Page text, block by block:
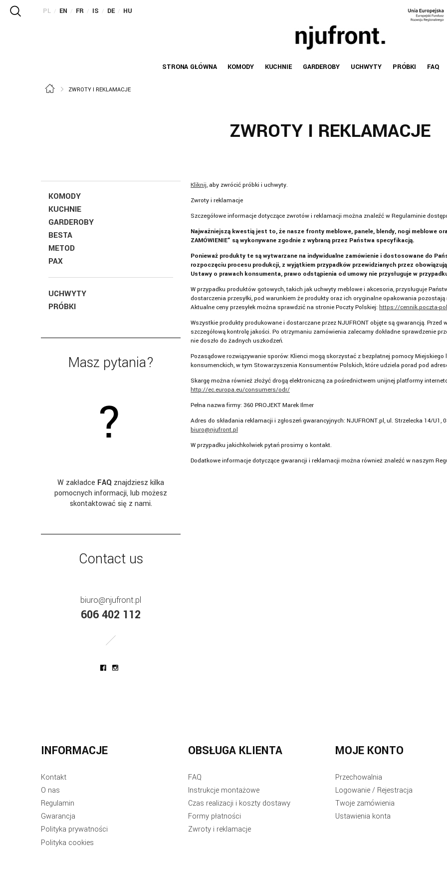
PL / EN / FR / IS / DE / HU
STRONA GŁÓWNA KOMODY KUCHNIE GARDEROBY UCHWYTY PRÓBKI FAQ
ZWROTY I REKLAMACJE
ZWROTY I REKLAMACJE
KOMODY
KUCHNIE
GARDEROBY
BESTA
METOD
PAX
UCHWYTY
PRÓBKI
Masz pytania?
W zakładce FAQ znajdziesz kilka
pomocnych informacji, lub możesz
skontaktować się z nami.
Contact us
biuro@njufront.pl
606 402 112
Kliknij, aby zwrócić próbki i uchwyty.
Zwroty i reklamacje
Szczegółowe informacje dotyczące zwrotów i reklamacji można znaleźć w Regulaminie
Najważniejszą kwestią jest to, że nasze fronty meblowe, panele, blendy, nogi meblowe
ZAMÓWIENIE” są wykonywane zgodnie z wybraną przez Państwa specyfikacją.
Ponieważ produkty te są wytwarzane na indywidualne zamówienie i dostosowane do
rozpoczęciu procesu produkcji, z wyjątkiem przypadków przewidzianych przez
Ustawy o prawach konsumenta, prawo odstąpienia od umowy nie przysługuje w
W przypadku produktów gotowych, takich jak uchwyty meblowe i akcesoria, przysługuje
dostarczenia przesyłki, pod warunkiem że produkty oraz ich oryginalne opakowania
Aktualne ceny przesyłek można sprawdzić na stronie Poczty Polskiej: https://cennik.poczta-
Wszystkie produkty produkowane i dostarczane przez NJUFRONT objęte są gwarancją.
szczegółową kontrolę jakości. Po otrzymaniu zamówienia zalecamy dokładne sprawdzenie
nie doszło do żadnych uszkodzeń.
Pozasądowe rozwiązywanie sporów: Klienci mogą skorzystać z bezpłatnej pomocy
konsumenckich, w tym Stowarzyszenia Konsumentów Polskich, które udziela porad pod
Skargę można również złożyć drogą elektroniczną za pośrednictwem unijnej platformy
http://ec.europa.eu/consumers/odr/
Pełna nazwa firmy: 360 PROJEKT Marek Ilmer
Adres do składania reklamacji i zgłoszeń gwarancyjnych: NJUFRONT.pl, ul. Strzelecka 14/
biuro@njufront.pl
W przypadku jakichkolwiek pytań prosimy o kontakt.
Dodatkowe informacje dotyczące gwarancji i reklamacji można również znaleźć w naszym
INFORMACJE
Kontakt
O nas
Regulamin
Gwarancja
Polityka prywatności
Polityka cookies
OBSŁUGA KLIENTA
FAQ
Instrukcje montażowe
Czas realizacji i koszty dostawy
Formy płatności
Zwroty i reklamacje
MOJE KONTO
Przechowalnia
Logowanie / Rejestracja
Twoje zamówienia
Ustawienia konta